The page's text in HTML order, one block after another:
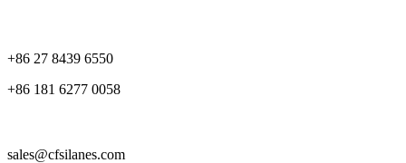
+86 27 8439 6550
+86 181 6277 0058
sales@cfsilanes.com